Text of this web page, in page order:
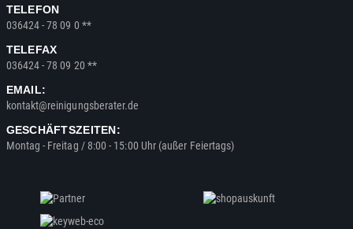
TELEFON
036424 - 78 09 0 **
TELEFAX
036424 - 78 09 20 **
EMAIL:
kontakt@reinigungsberater.de
GESCHÄFTSZEITEN:
Montag - Freitag / 8:00 - 15:00 Uhr (außer Feiertags)